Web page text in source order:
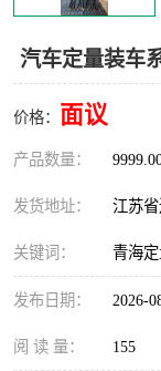
汽车定量装车
价格： 面议
产品数量：
发货地址： 江苏
关键词： 青海
发布日期： 2026-
阅 读 量： 155